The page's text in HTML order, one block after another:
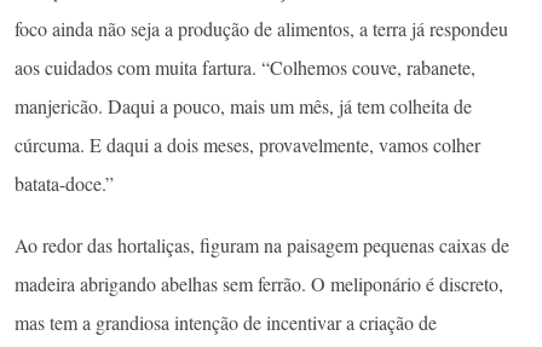
foco ainda não seja a produção de alimentos, a terra já respondeu
aos cuidados com muita fartura. “Colhemos couve, rabanete,
manjericão. Daqui a pouco, mais um mês, já tem colheita de
cúrcuma. E daqui a dois meses, provavelmente, vamos colher
batata-doce.”
Ao redor das hortaliças, figuram na paisagem pequenas caixas de
madeira abrigando abelhas sem ferrão. O meliponário é discreto,
mas tem a grandiosa intenção de incentivar a criação de